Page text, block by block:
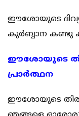
ഈശോയുടെ
കുര്‍ബ്ബാന കണ്ടു
ഈശോയുടെ
പ്രാര്‍ത്ഥന
ഈശോയുടെ